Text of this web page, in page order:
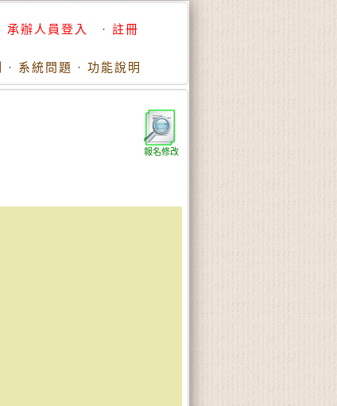
承辦人員登入 · 註冊
· 系統問題 · 功能說明
報名修改